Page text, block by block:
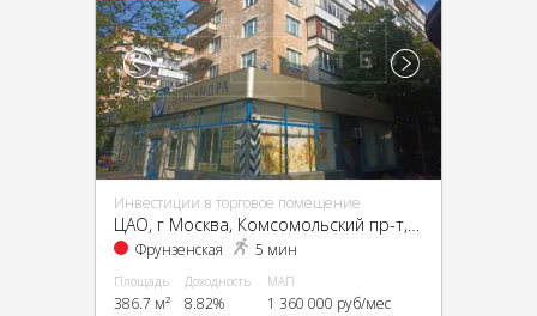
Инвестиции в торговое помещение
ЦАО, г Москва, Комсомольский пр-т, 15, стр. 2
Фрунзенская 5 мин
Площадь
386.7 м²
Доходность
8.82%
МАП
1 360 000 руб/мес